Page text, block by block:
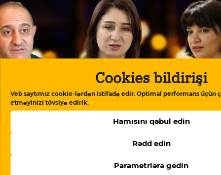
Cookies bildirişi
Veb saytımız cookie-lərdən istifadə edir. Optimal performans üçün
etməyinizi tövsiyə edirik.
Hamısını qəbul edin
Rədd edin
Parametrlərə gedin
Möhtəşəm adamlar